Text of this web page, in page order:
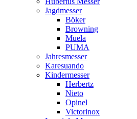
Jagdmesser
Böker
Browning
Muela
PUMA
Jahresmesser
Karesuando
Kindermesser
Herbertz
Nieto
Opinel
Victorinox